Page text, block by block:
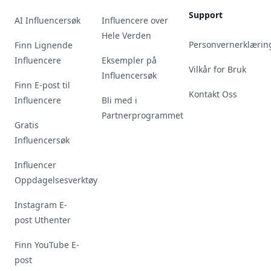
AI Influencersøk
Finn Lignende
Influencere
Finn E-post til
Influencere
Gratis
Influencersøk
Influencer
Oppdagelsesverktøy
Instagram E-
post Uthenter
Finn YouTube E-
post
Influencere over
Hele Verden
Eksempler på
Influencersøk
Bli med i
Partnerprogrammet
Support
Vilkår for Bruk
Kontakt Oss